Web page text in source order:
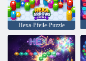
Hexa-Pfeile-Puzzle